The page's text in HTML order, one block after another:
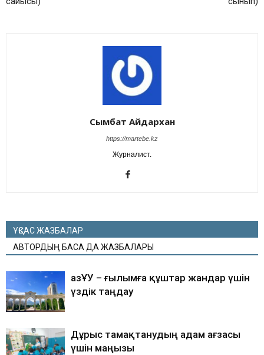
Сымбат Айдархан
https://martebe.kz
Журналист.
ҰҚСАС ЖАЗБАЛАР
АВТОРДЫҢ БАСҚА ДА ЖАЗБАЛАРЫ
ҚазҰУ – ғылымға құштар жандар үшін
үздік таңдау
Дұрыс тамақтанудың адам ағзасы
үшін маңызы